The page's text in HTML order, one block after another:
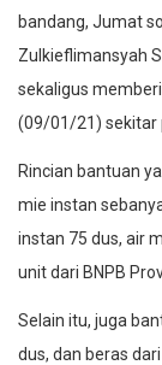
bandang, Jumat
Zulkieflimansyah
sekaligus
(09/01/21) sekitar
Rincian bantuan
mie instan
instan 75 dus, air
unit dari BNPB
Selain itu, juga
dus, dan beras